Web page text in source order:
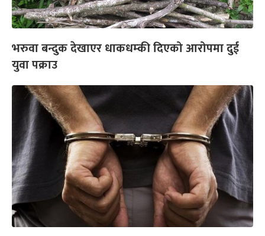
भरुवा बन्दुक देखाएर धाकधम्की दिएको आरोपमा दुई
युवा पक्राउ